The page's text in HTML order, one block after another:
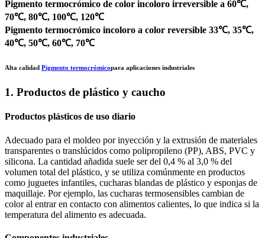
Pigmento termocrómico de color incoloro irreversible a 60℃,
70℃, 80℃, 100℃, 120℃
Pigmento termocrómico incoloro a color reversible 33℃, 35℃,
40℃, 50℃, 60℃, 70℃
Alta calidad Pigmento termocrómicopara aplicaciones industriales
1. Productos de plástico y caucho
Productos plásticos de uso diario
Adecuado para el moldeo por inyección y la extrusión de materiales
transparentes o translúcidos como polipropileno (PP), ABS, PVC y
silicona. La cantidad añadida suele ser del 0,4 % al 3,0 % del
volumen total del plástico, y se utiliza comúnmente en productos
como juguetes infantiles, cucharas blandas de plástico y esponjas de
maquillaje. Por ejemplo, las cucharas termosensibles cambian de
color al entrar en contacto con alimentos calientes, lo que indica si la
temperatura del alimento es adecuada.